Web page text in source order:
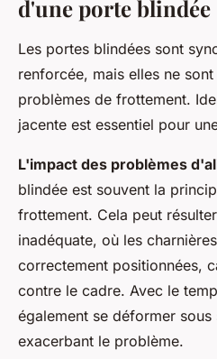
d'une porte blindée
Les portes blindées sont
renforcée, mais elles ne
problèmes de frottement.
jacente est essentiel pour
L'impact des problèmes
blindée est souvent la
frottement. Cela peut
inadéquate, où les
correctement positionnées,
contre le cadre. Avec le
également se déformer
exacerbant le problème.